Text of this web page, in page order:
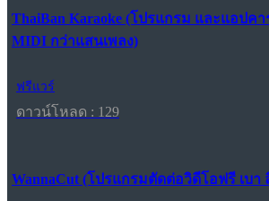
ThaiBan Karaoke (โปรแกรม และแอปคา
MIDI กว่าแสนเพลง)
ฟรีแวร์
ดาวน์โหลด : 129
WannaCut (โปรแกรมตัดต่อวิดีโอฟรี เบา